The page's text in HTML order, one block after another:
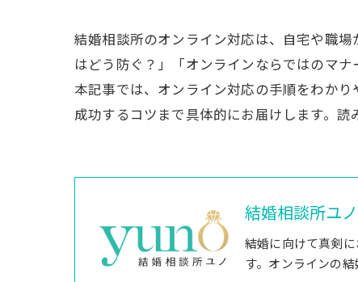
結婚相談所のオンライン対応は、自宅や職
はどう防ぐ？」「オンラインならではのマナ
本記事では、オンライン対応の手順をわか
成功するコツまで具体的にお届けします。
結婚相談所ユノ
結婚に向けて真剣
す。オンラインの